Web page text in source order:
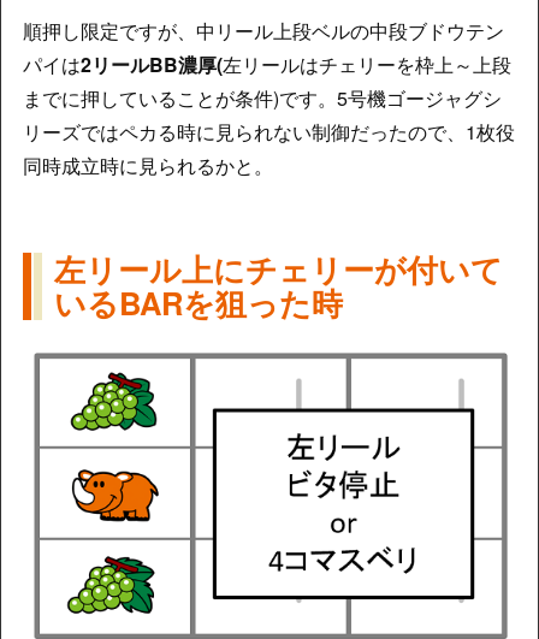
順押し限定ですが、中リール上段ベルの中段ブドウテン
パイは2リールBB濃厚(左リールはチェリーを枠上～上段
までに押していることが条件)です。5号機ゴージャグシ
リーズではペカる時に見られない制御だったので、1枚役
同時成立時に見られるかと。
左リール上にチェリーが付いて
いるBARを狙った時